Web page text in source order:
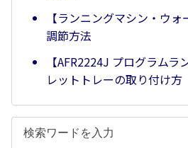
【ランニングマシン・ウ
調節方法
【AFR2224J プログラム
レットトレーの取り付け方